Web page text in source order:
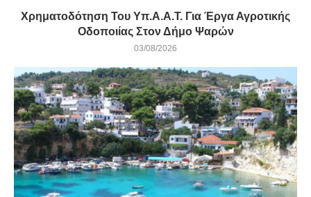
Χρηματοδότηση Του Υπ.Α.Α.Τ. Για Έργα Αγροτικής
Οδοποιίας Στον Δήμο Ψαρών
03/08/2026